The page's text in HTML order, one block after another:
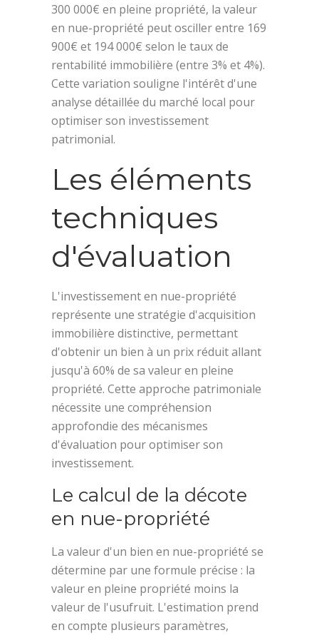
300 000€ en pleine propriété, la valeur
en nue-propriété peut osciller entre 169
900€ et 194 000€ selon le taux de
rentabilité immobilière (entre 3% et 4%).
Cette variation souligne l'intérêt d'une
analyse détaillée du marché local pour
optimiser son investissement
patrimonial.
Les éléments
techniques
d'évaluation
L'investissement en nue-propriété
représente une stratégie d'acquisition
immobilière distinctive, permettant
d'obtenir un bien à un prix réduit allant
jusqu'à 60% de sa valeur en pleine
propriété. Cette approche patrimoniale
nécessite une compréhension
approfondie des mécanismes
d'évaluation pour optimiser son
investissement.
Le calcul de la décote
en nue-propriété
La valeur d'un bien en nue-propriété se
détermine par une formule précise : la
valeur en pleine propriété moins la
valeur de l'usufruit. L'estimation prend
en compte plusieurs paramètres,